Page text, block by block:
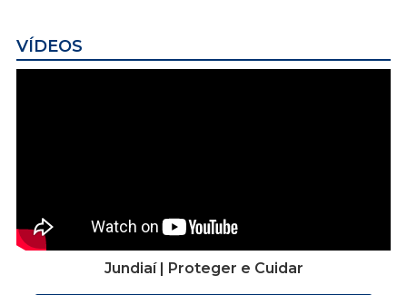
VÍDEOS
Jundiaí | Proteger e Cuidar